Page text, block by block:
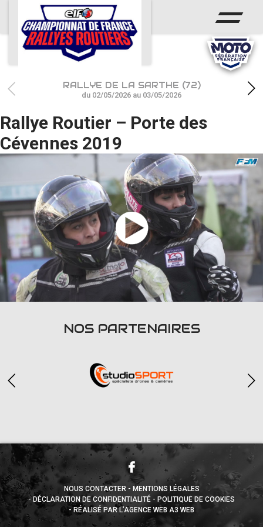
Appuyez sur le bouton partager en bas de votre
navigateur, puis sur "Sur l'écran d'accueil" pour obtenir le
ACCUEIL
ACTUS
CALENDRIER
CHAMPIONNAT
RÉSULTATS
PHOTOS / WEB TV
PARTENAIRES
RALLYE DE LA SARTHE (72)
du 02/05/2026 au 03/05/2026
Rallye Routier – Porte des
Cévennes 2019
NOS PARTENAIRES
NOUS CONTACTER
MENTIONS LÉGALES
DÉCLARATION DE CONFIDENTIALITÉ
POLITIQUE DE COOKIES
RÉALISÉ PAR L’AGENCE WEB A3 WEB